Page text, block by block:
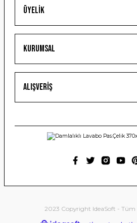
Gönder
Üyelik
Kurumsal
Alışveriş
2023 Copyright IdeaSoft - Tüm